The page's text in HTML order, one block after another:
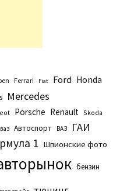
Ferrari Fiat Ford Honda
Mercedes
Porsche Renault Skoda
Автоспорт ВАЗ ГАИ
1 Шпионские фото
бензин